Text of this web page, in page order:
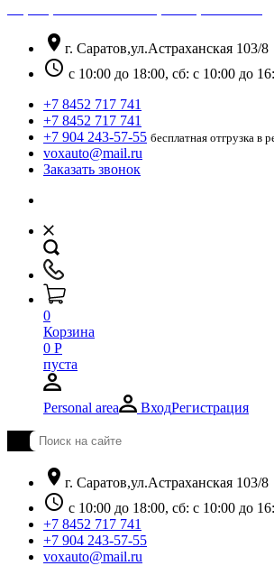
location_on г. Саратов,ул.Астраханская 103/8
schedule с 10:00 до 18:00, сб: с 10:00 до
+7 8452 717 741
+7 8452 717 741
+7 904 243-57-55 бесплатная отгрузка в
voxauto@mail.ru
Заказать звонок
0
Корзина
0 Р
пуста
Personal area ВходРегистрация
location_on г. Саратов,ул.Астраханская 103/8
schedule с 10:00 до 18:00, сб: с 10:00 до
+7 8452 717 741
+7 904 243-57-55
voxauto@mail.ru